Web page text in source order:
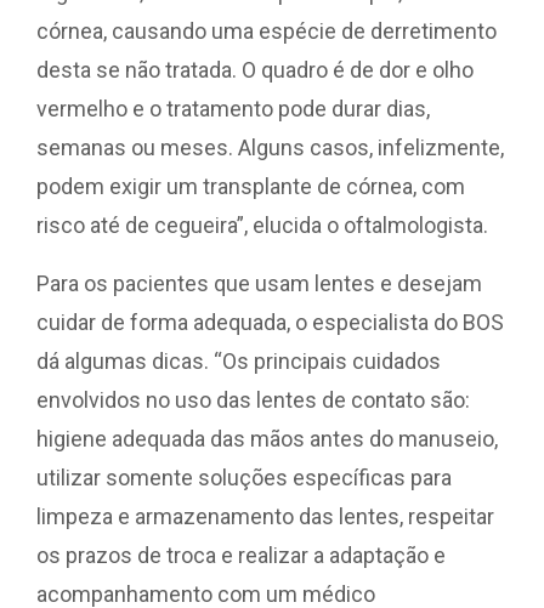
córnea, causando uma espécie de derretimento
desta se não tratada. O quadro é de dor e olho
vermelho e o tratamento pode durar dias,
semanas ou meses. Alguns casos, infelizmente,
podem exigir um transplante de córnea, com
risco até de cegueira”, elucida o oftalmologista.
Para os pacientes que usam lentes e desejam
cuidar de forma adequada, o especialista do BOS
dá algumas dicas. “Os principais cuidados
envolvidos no uso das lentes de contato são:
higiene adequada das mãos antes do manuseio,
utilizar somente soluções específicas para
limpeza e armazenamento das lentes, respeitar
os prazos de troca e realizar a adaptação e
acompanhamento com um médico